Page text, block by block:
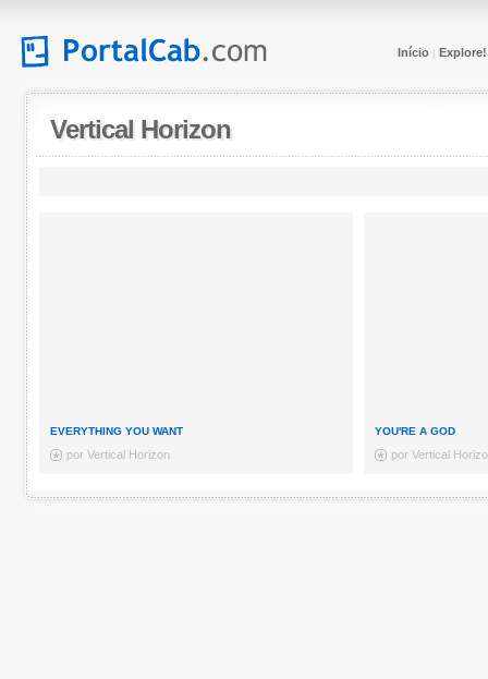
Início| Explore!
Vertical Horizon
EVERYTHING YOU WANT
por Vertical Horizon
YOU'RE A GOD
por Vertical